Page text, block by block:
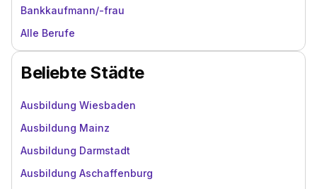
Bankkaufmann/-frau
Alle Berufe
Beliebte Städte
Ausbildung Wiesbaden
Ausbildung Mainz
Ausbildung Darmstadt
Ausbildung Aschaffenburg